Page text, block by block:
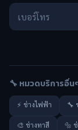
🔧 หมวดบริการอื่น
⚡ ช่างไฟฟ้า 🔧
🎨 ช่างทาสี 🔩